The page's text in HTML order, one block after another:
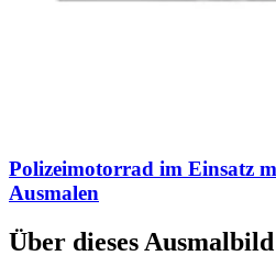
Polizeimotorrad im Einsatz
Ausmalen
Über dieses Ausmalbild